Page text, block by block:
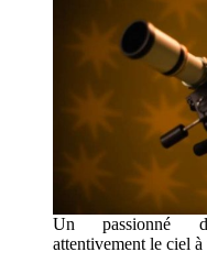
Un passionné
attentivement le ciel à